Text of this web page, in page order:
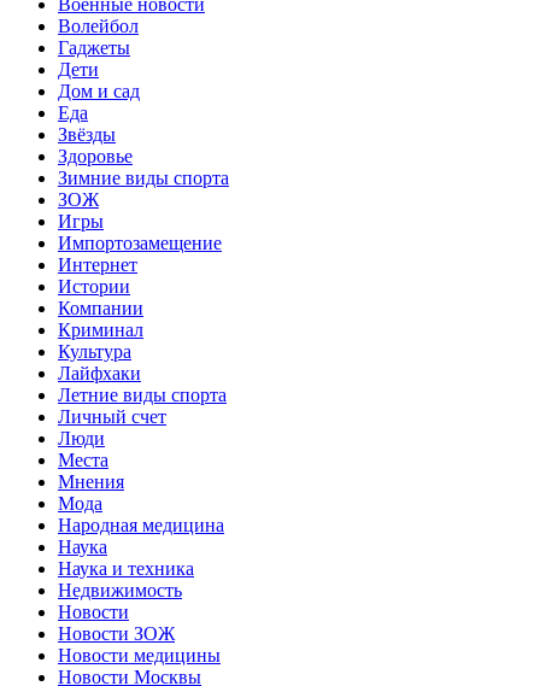
Военные новости
Волейбол
Гаджеты
Дети
Дом и сад
Еда
Звёзды
Здоровье
Зимние виды спорта
ЗОЖ
Игры
Импортозамещение
Интернет
Истории
Компании
Криминал
Культура
Лайфхаки
Летние виды спорта
Личный счет
Люди
Места
Мнения
Мода
Народная медицина
Наука
Наука и техника
Недвижимость
Новости
Новости ЗОЖ
Новости медицины
Новости Москвы